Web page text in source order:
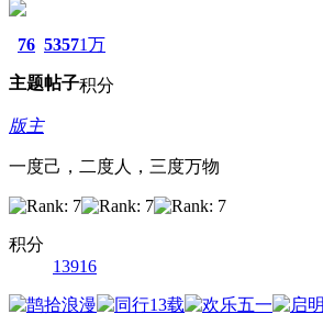
76
主题
5357
帖子
1万
积分
版主
一度己，二度人，三度万物
积分
13916